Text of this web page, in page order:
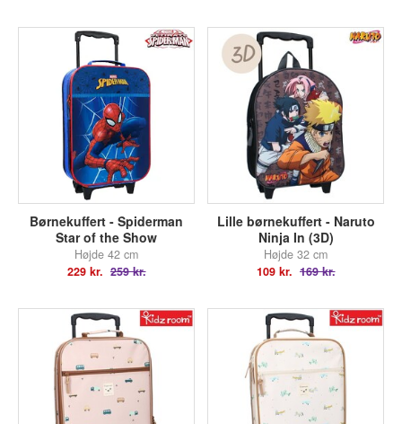
Børnekuffert - Spiderman
Star of the Show
Højde 42 cm
229 kr. 259 kr.
Lille børnekuffert - Naruto
Ninja In (3D)
Højde 32 cm
109 kr. 169 kr.